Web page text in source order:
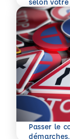
Passer le
En savoir plus